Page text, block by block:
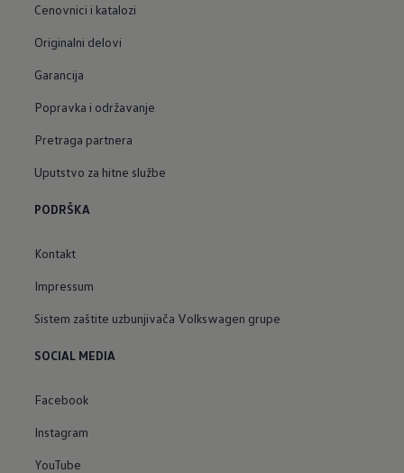
Cenovnici i katalozi
Originalni delovi
Garancija
Popravka i održavanje
Pretraga partnera
Uputstvo za hitne službe
PODRŠKA
Kontakt
Impressum
Sistem zaštite uzbunjivača Volkswagen grupe
SOCIAL MEDIA
Facebook
Instagram
YouTube